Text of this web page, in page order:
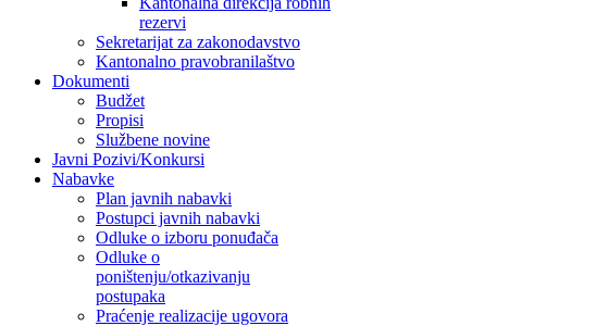
rezervi
Sekretarijat za zakonodavstvo
Kantonalno pravobranilaštvo
Dokumenti
Budžet
Propisi
Službene novine
Javni Pozivi/Konkursi
Nabavke
Plan javnih nabavki
Postupci javnih nabavki
Odluke o izboru ponuđača
Odluke o
poništenju/otkazivanju
postupaka
Praćenje realizacije ugovora